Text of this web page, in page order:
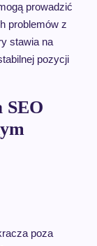
prowadzić
problemów z
stawia na
pozycji
SEO
poza